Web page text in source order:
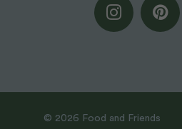
© 2026 Food and Friends